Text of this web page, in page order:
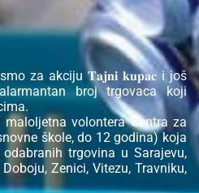
za akciju 𝐓𝐚𝐣𝐧𝐢 𝐤𝐮𝐩𝐚𝐜 i još
broj trgovaca koji
volontera Centra za
škole, do 12 godina) koja
trgovina u Sarajevu,
Zenici, Vitezu, Travniku,